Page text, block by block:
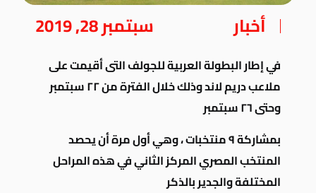
أخبار سبتمبر 28, 2019
في إطار البطولة العربية للجولف التى أقيمت على
ملاعب دريم لاند وذلك خلال الفترة من ٢٢ سبتمبر
وحتى ٢٦ سبتمبر
بمشاركة ٩ منتخبات ، وهي أول مرة أن يحصد
المنتخب المصري المركز الثاني في هذه المراحل
المختلفة والجدير بالذكر